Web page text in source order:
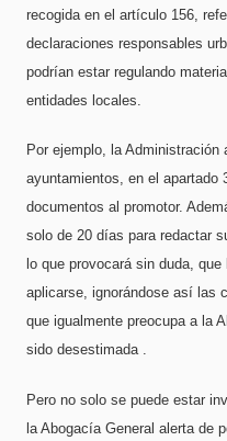
recogida en el artículo 156,
declaraciones responsables
podrían estar regulando
entidades locales.
Por ejemplo, la Administración
ayuntamientos, en el apartado
documentos al promotor.
solo de 20 días para redactar
lo que provocará sin duda,
aplicarse, ignorándose así las
que igualmente preocupa a la
sido desestimada.
Pero no solo se puede estar
la Abogacía General alerta de